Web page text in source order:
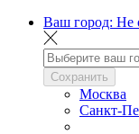
Ваш город: Не
Сохранить
Москва
Санкт-